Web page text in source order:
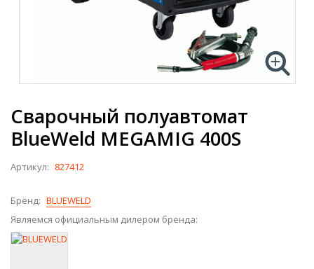
Сварочный полуавтомат
BlueWeld MEGAMIG 400S
Артикул: 827412
Бренд: BLUEWELD
Являемся официальным дилером бренда: